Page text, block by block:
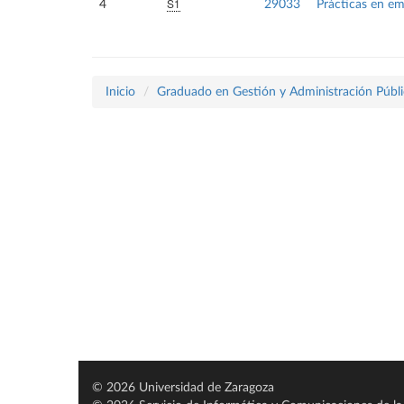
4 S1 29033 Prácticas en
Inicio Graduado en Gestión y Administración
© 2026 Universidad de Zaragoza